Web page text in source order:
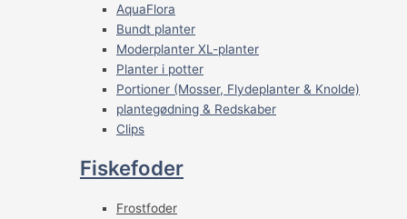
AquaFlora
Bundt planter
Moderplanter XL-planter
Planter i potter
Portioner (Mosser, Flydeplanter & Knolde)
plantegødning & Redskaber
Clips
Fiskefoder
Frostfoder